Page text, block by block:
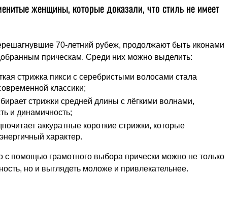
женщины, которые доказали, что стиль не имеет
70-летний рубеж, продолжают быть иконами
прическам. Среди них можно выделить:
стрижка пикси с серебристыми волосами стала
классики;
стрижки средней длины с лёгкими волнами,
и динамичность;
аккуратные короткие стрижки, которые
характер.
с помощью грамотного выбора прически можно не только
но и выглядеть моложе и привлекательнее.